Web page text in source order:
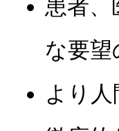
患者
な要望
より